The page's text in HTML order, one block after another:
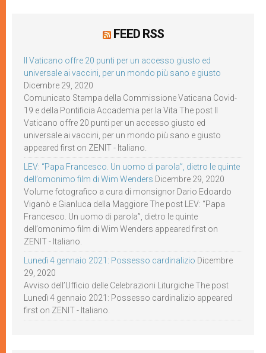
FEED RSS
Il Vaticano offre 20 punti per un accesso giusto ed
universale ai vaccini, per un mondo più sano e giusto
Dicembre 29, 2020
Comunicato Stampa della Commissione Vaticana Covid-
19 e della Pontificia Accademia per la Vita The post Il
Vaticano offre 20 punti per un accesso giusto ed
universale ai vaccini, per un mondo più sano e giusto
appeared first on ZENIT - Italiano.
LEV: “Papa Francesco. Un uomo di parola”, dietro le quinte
dell’omonimo film di Wim Wenders Dicembre 29, 2020
Volume fotografico a cura di monsignor Dario Edoardo
Viganò e Gianluca della Maggiore The post LEV: “Papa
Francesco. Un uomo di parola”, dietro le quinte
dell’omonimo film di Wim Wenders appeared first on
ZENIT - Italiano.
Lunedì 4 gennaio 2021: Possesso cardinalizio Dicembre
29, 2020
Avviso dell’Ufficio delle Celebrazioni Liturgiche The post
Lunedì 4 gennaio 2021: Possesso cardinalizio appeared
first on ZENIT - Italiano.